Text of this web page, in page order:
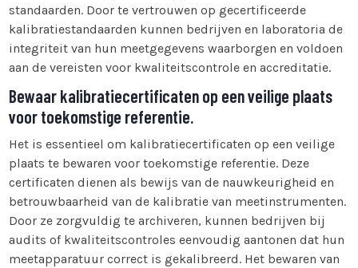
standaarden. Door te vertrouwen op gecertificeerde
kalibratiestandaarden kunnen bedrijven en laboratoria de
integriteit van hun meetgegevens waarborgen en voldoen
aan de vereisten voor kwaliteitscontrole en accreditatie.
Bewaar kalibratiecertificaten op een veilige plaats
voor toekomstige referentie.
Het is essentieel om kalibratiecertificaten op een veilige
plaats te bewaren voor toekomstige referentie. Deze
certificaten dienen als bewijs van de nauwkeurigheid en
betrouwbaarheid van de kalibratie van meetinstrumenten.
Door ze zorgvuldig te archiveren, kunnen bedrijven bij
audits of kwaliteitscontroles eenvoudig aantonen dat hun
meetapparatuur correct is gekalibreerd. Het bewaren van